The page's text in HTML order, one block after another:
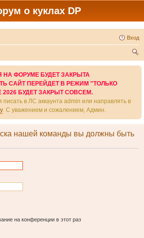
о куклах DP
Вход
ФОРУМЕ БУДЕТ ЗАКРЫТА
САЙТ ПЕРЕЙДЕТ В РЕЖИМ "ТОЛЬКО
2026 БУДЕТ ЗАКРЫТ СОВСЕМ.
в ЛС аккаунта admin или направлять в
. С уважением и сожалением, Админ.
нашей команды вы должны быть
на конференции в этот раз